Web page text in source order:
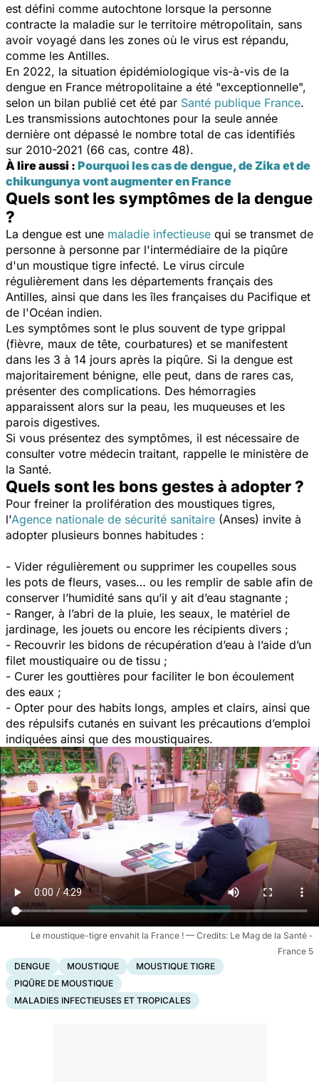
est défini comme autochtone lorsque la personne
contracte la maladie sur le territoire métropolitain, sans
avoir voyagé dans les zones où le virus est répandu,
comme les Antilles.
En 2022, la situation épidémiologique vis-à-vis de la
dengue en France métropolitaine a été "exceptionnelle",
selon un bilan publié cet été par Santé publique France.
Les transmissions autochtones pour la seule année
dernière ont dépassé le nombre total de cas identifiés
sur 2010-2021 (66 cas, contre 48).
À lire aussi : Pourquoi les cas de dengue, de Zika et de
chikungunya vont augmenter en France
Quels sont les symptômes de la dengue
?
La dengue est une maladie infectieuse qui se transmet de
personne à personne par l'intermédiaire de la piqûre
d'un moustique tigre infecté. Le virus circule
régulièrement dans les départements français des
Antilles, ainsi que dans les îles françaises du Pacifique et
de l'Océan indien.
Les symptômes sont le plus souvent de type grippal
(fièvre, maux de tête, courbatures) et se manifestent
dans les 3 à 14 jours après la piqûre. Si la dengue est
majoritairement bénigne, elle peut, dans de rares cas,
présenter des complications. Des hémorragies
apparaissent alors sur la peau, les muqueuses et les
parois digestives.
Si vous présentez des symptômes, il est nécessaire de
consulter votre médecin traitant, rappelle le ministère de
la Santé.
Quels sont les bons gestes à adopter ?
Pour freiner la prolifération des moustiques tigres,
l'Agence nationale de sécurité sanitaire (Anses) invite à
adopter plusieurs bonnes habitudes :
- Vider régulièrement ou supprimer les coupelles sous
les pots de fleurs, vases… ou les remplir de sable afin de
conserver l’humidité sans qu’il y ait d’eau stagnante ;
- Ranger, à l’abri de la pluie, les seaux, le matériel de
jardinage, les jouets ou encore les récipients divers ;
- Recouvrir les bidons de récupération d’eau à l’aide d’un
filet moustiquaire ou de tissu ;
- Curer les gouttières pour faciliter le bon écoulement
des eaux ;
- Opter pour des habits longs, amples et clairs, ainsi que
des répulsifs cutanés en suivant les précautions d’emploi
indiquées ainsi que des moustiquaires.
Le moustique-tigre envahit la France !
Le Mag de la Santé -
France 5
DENGUE
MOUSTIQUE
MOUSTIQUE TIGRE
PIQÛRE DE MOUSTIQUE
MALADIES INFECTIEUSES ET TROPICALES